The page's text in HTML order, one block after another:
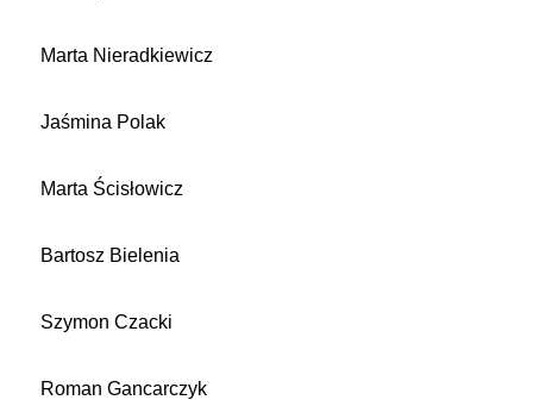
Marta Nieradkiewicz
Jaśmina Polak
Marta Ścisłowicz
Bartosz Bielenia
Szymon Czacki
Roman Gancarczyk